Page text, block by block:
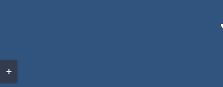
Toggle
Sliding